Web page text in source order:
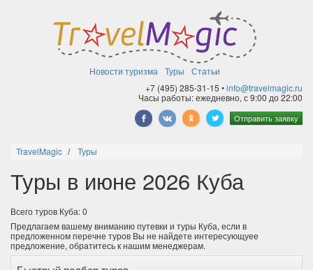
Новости туризма Туры
Статьи
+7 (495) 285-31-15 •info@travelmagic.ru
Часы работы: ежедневно, с 9:00 до 22:00
Отправить заявку
TravelMagic Туры
Туры в июне 2026 Куба
Всего туров Куба: 0
Предлагаем вашему вниманию путевки и туры Куба, если в
предложенном перечне туров Вы не найдете интересующуее
предложение, обратитесь к нашим менеджерам.